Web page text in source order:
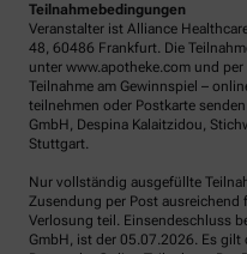
Teilnahmebedingungen
Veranstalter ist Alliance
48, 60486 Frankfurt. Die
unter www.apotheke.com und
Teilnahme am Gewinnspiel –
teilnehmen oder Postkarte
GmbH, Despina Kalaitzidou,
Stuttgart.
Nur vollständig ausgefüllte
Zusendung per Post ausreichend
Verlosung teil. Einsendeschluss
GmbH, ist der 05.07.2026. Es gilt